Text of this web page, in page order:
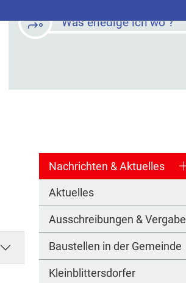
Was erledige ich wo ?
Nachrichten & Aktuelles
Aktuelles
Ausschreibungen & Vergabe
Baustellen in der Gemeinde
Kleinblittersdorfer